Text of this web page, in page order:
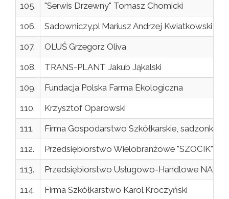
105.
"Serwis Drzewny" Tomasz Chomicki
106.
Sadowniczy.pl Mariusz Andrzej Kwiatkowski
107.
OLUŚ Grzegorz Oliva
108.
TRANS-PLANT Jakub Jąkalski
109.
Fundacja Polska Farma Ekologiczna
110.
Krzysztof Oparowski
111.
Firma Gospodarstwo Szkółkarskie, sadzonki
112.
Przedsiębiorstwo Wielobranżowe "SZOCIK"
113.
Przedsiębiorstwo Usługowo-Handlowe NANA
114.
Firma Szkółkarstwo Karol Kroczyński